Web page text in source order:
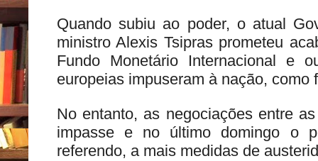
Quando subiu ao poder, o atual
ministro Alexis Tsipras prometeu
Fundo Monetário Internacional e
europeias impuseram à nação, como
No entanto, as negociações entre
impasse e no último domingo o
referendo, a mais medidas de